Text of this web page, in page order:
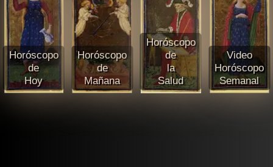
Horóscopo
de
Hoy
Horóscopo
de
Mañana
Horóscopo
de
la
Salud
Video
Horóscopo
Semanal